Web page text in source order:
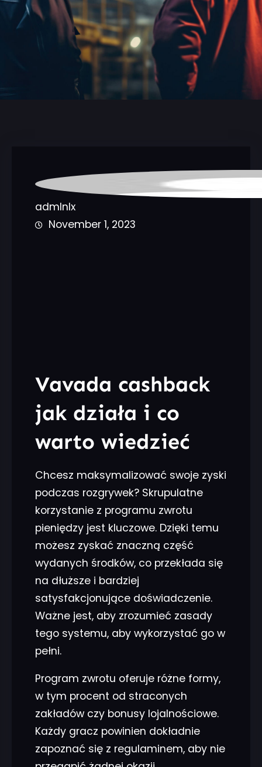
admlnlx
November 1, 2023
Vavada cashback
jak działa i co
warto wiedzieć
Chcesz maksymalizować swoje zyski
podczas rozgrywek? Skrupulatne
korzystanie z programu zwrotu
pieniędzy jest kluczowe. Dzięki temu
możesz zyskać znaczną część
wydanych środków, co przekłada się
na dłuższe i bardziej
satysfakcjonujące doświadczenie.
Ważne jest, aby zrozumieć zasady
tego systemu, aby wykorzystać go w
pełni.
Program zwrotu oferuje różne formy,
w tym procent od straconych
zakładów czy bonusy lojalnościowe.
Każdy gracz powinien dokładnie
zapoznać się z regulaminem, aby nie